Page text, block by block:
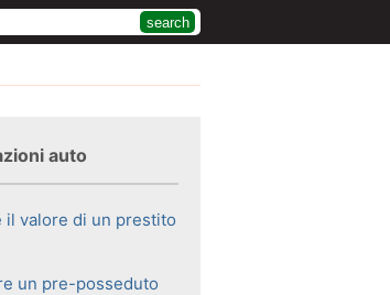
auto
il valore di un prestito
un pre-posseduto